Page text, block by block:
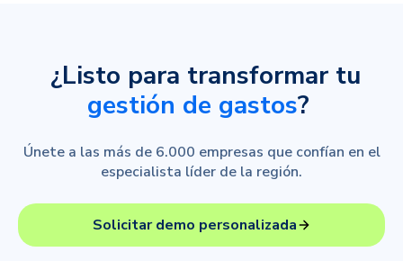
¿Listo para transformar tu
gestión de gastos?
Únete a las más de 6.000 empresas que confían en el
especialista líder de la región.
Solicitar demo personalizada